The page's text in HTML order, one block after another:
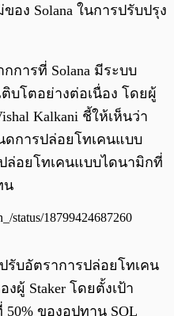
อง Solana ในการปรับปรุง
การที่ Solana มีระบบ
บโตอย่างต่อเนื่อง โดยผู้
Kalkani ชี้ให้เห็นว่า
ดการปล่อยโทเคนแบบ
ล่อยโทเคนแบบไดนามิกที่
น
status/18799424687260
ปรับอัตราการปล่อยโทเคน
ผู้ Staker โดยตั้งเป้า
50% ของอุปทาน SOL